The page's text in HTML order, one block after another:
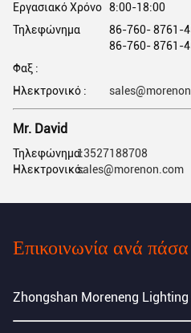
Εργασιακό Χρόνο 8:00-18:00
Τηλεφώνημα
86-760- 8761-
86-760- 8761-
Φαξ :
Ηλεκτρονικό :
Mr. David
Τηλεφώνημα:13527188708
Ηλεκτρονικό:sales@morenon.com
Επικοινωνία ανά πάσα
Zhongshan Moreneng Lighting